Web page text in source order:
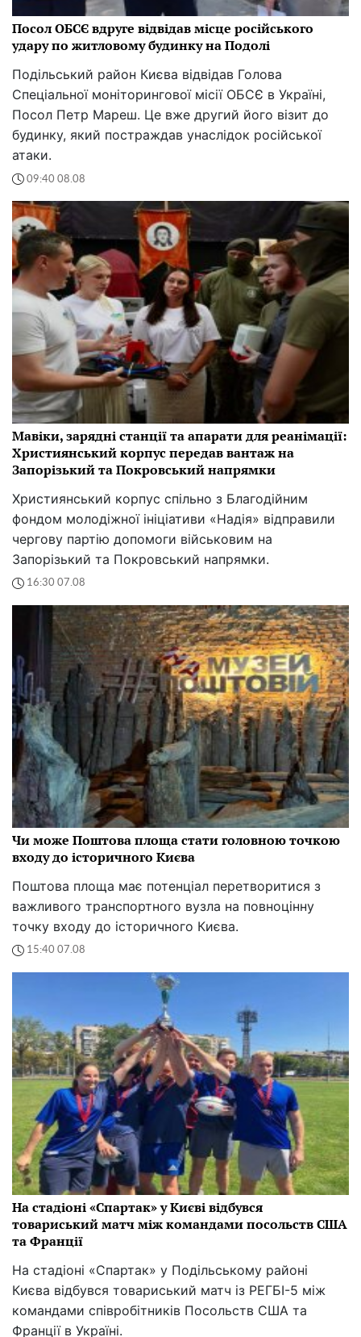
Посол ОБСЄ вдруге відвідав місце російського
удару по житловому будинку на Подолі
Подільський район Києва відвідав Голова
Спеціальної моніторингової місії ОБСЄ в Україні,
Посол Петр Мареш. Це вже другий його візит до
будинку, який постраждав унаслідок російської
атаки.
09:40 08.08
Мавіки, зарядні станції та апарати для реанімації:
Християнський корпус передав вантаж на
Запорізький та Покровський напрямки
Християнський корпус спільно з Благодійним
фондом молодіжної ініціативи «Надія» відправили
чергову партію допомоги військовим на
Запорізький та Покровський напрямки.
16:30 07.08
Чи може Поштова площа стати головною точкою
входу до історичного Києва
Поштова площа має потенціал перетворитися з
важливого транспортного вузла на повноцінну
точку входу до історичного Києва.
15:40 07.08
На стадіоні «Спартак» у Києві відбувся
товариський матч між командами посольств США
та Франції
На стадіоні «Спартак» у Подільському районі
Києва відбувся товариський матч із РЕГБІ-5 між
командами співробітників Посольств США та
Франції в Україні.